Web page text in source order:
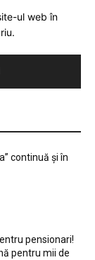
ul web în
continuă și în
pensionari!
pentru mii de